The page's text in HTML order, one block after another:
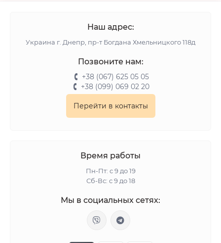
Наш адрес:
Украина г. Днепр, пр-т Богдана Хмельницкого 118д
Позвоните нам:
+38 (067) 625 05 05
+38 (099) 069 02 20
Перейти в контакты
Время работы
Пн-Пт: с 9 до 19
Сб-Вс: с 9 до 18
Мы в социальных сетях: